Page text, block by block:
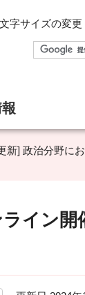
文字サイズの変更
新] 政治分野に
イン開